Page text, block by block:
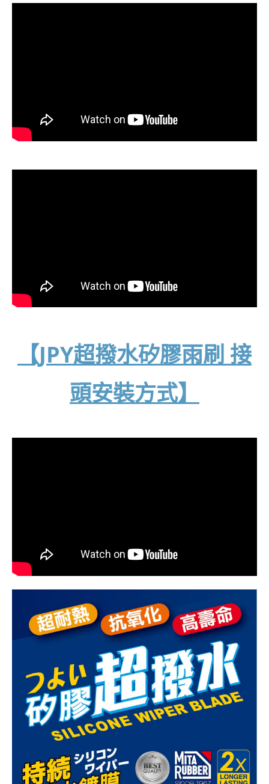
【JPY超撥水矽膠雨刷 接
頭安裝方式】